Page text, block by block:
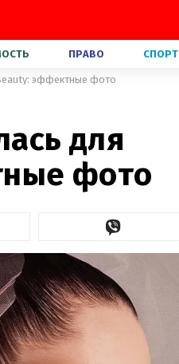
ПРАВО СПОРТ
эффектные фото
для
фото